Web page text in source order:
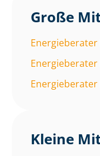
Große
Kleine